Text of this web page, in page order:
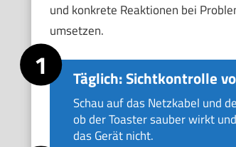
und konkrete Reaktionen bei
umsetzen.
Täglich: Sichtkontrolle
Schau auf das Netzkabel und
ob der Toaster sauber wirkt
das Gerät nicht.